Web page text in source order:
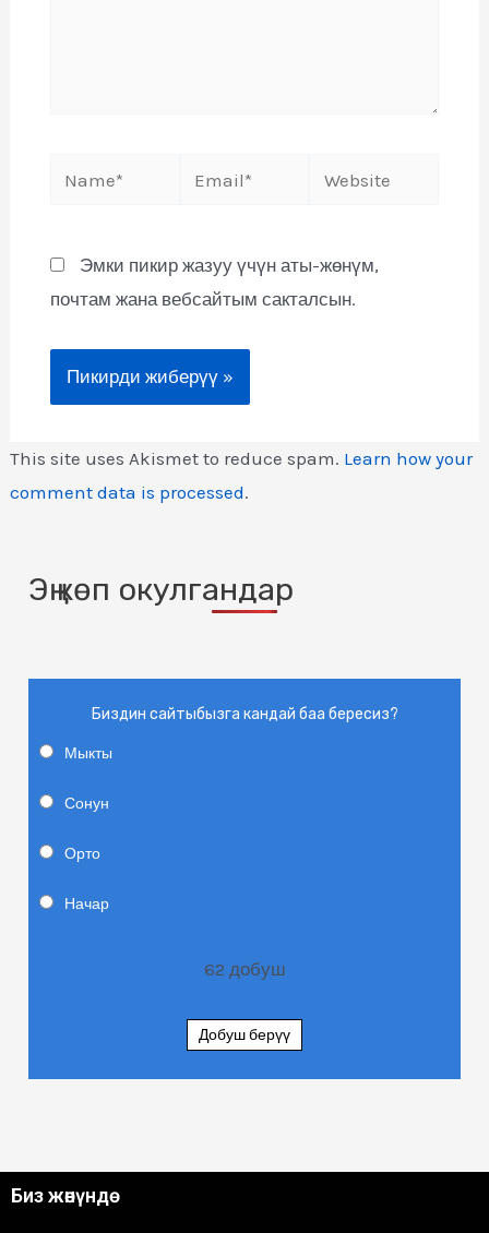
Эмки пикир жазуу үчүн аты-жөнүм,
почтам жана вебсайтым сакталсын.
This site uses Akismet to reduce spam. Learn how your
comment data is processed.
Эң көп окулгандар
Биздин сайтыбызга кандай баа бересиз?
Мыкты
Сонун
Орто
Начар
62 добуш
Добуш берүү
Биз жөнүндө